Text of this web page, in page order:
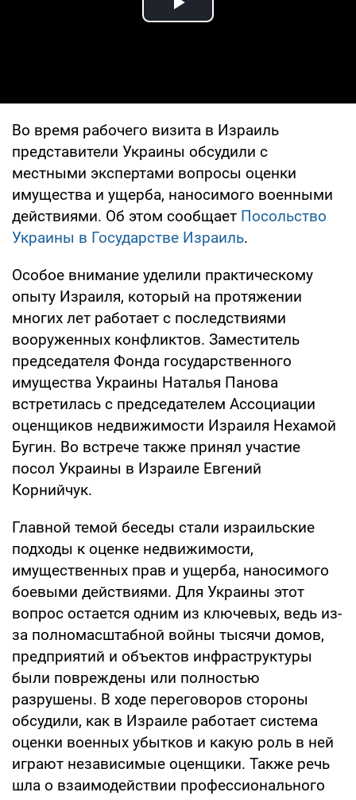
Play Video
Во время рабочего визита в Израиль
представители Украины обсудили с
местными экспертами вопросы оценки
имущества и ущерба, наносимого военными
действиями. Об этом сообщает Посольство
Украины в Государстве Израиль.
Особое внимание уделили практическому
опыту Израиля, который на протяжении
многих лет работает с последствиями
вооруженных конфликтов. Заместитель
председателя Фонда государственного
имущества Украины Наталья Панова
встретилась с председателем Ассоциации
оценщиков недвижимости Израиля Нехамой
Бугин. Во встрече также принял участие
посол Украины в Израиле Евгений
Корнийчук.
Главной темой беседы стали израильские
подходы к оценке недвижимости,
имущественных прав и ущерба, наносимого
боевыми действиями. Для Украины этот
вопрос остается одним из ключевых, ведь из-
за полномасштабной войны тысячи домов,
предприятий и объектов инфраструктуры
были повреждены или полностью
разрушены. В ходе переговоров стороны
обсудили, как в Израиле работает система
оценки военных убытков и какую роль в ней
играют независимые оценщики. Также речь
шла о взаимодействии профессионального